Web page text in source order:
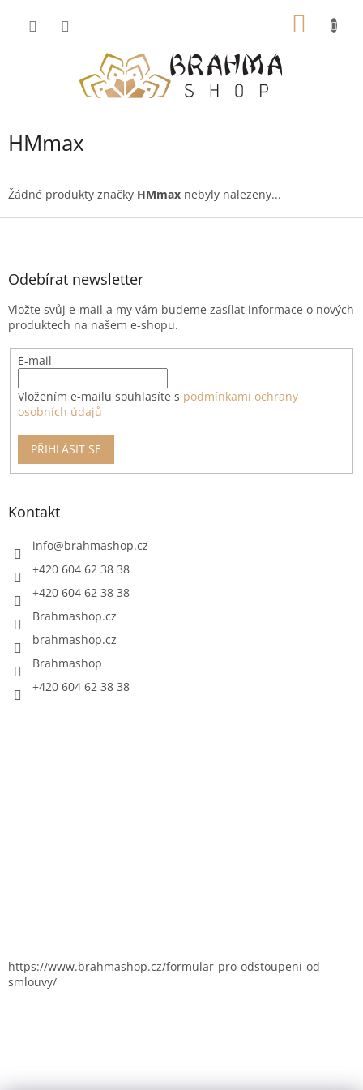
HMmax
Žádné produkty značky HMmax nebyly nalezeny...
Z
Odebírat newsletter
Vložte svůj e-mail a my vám budeme zasílat informace o nových
produktech na našem e-shopu.
E-mail
Vložením e-mailu souhlasíte s podmínkami ochrany
osobních údajů
PŘIHLÁSIT SE
Kontakt
info@brahmashop.cz
+420 604 62 38 38
+420 604 62 38 38
Brahmashop.cz
brahmashop.cz
Brahmashop
+420 604 62 38 38
https://www.brahmashop.cz/formular-pro-odstoupeni-od-
smlouvy/